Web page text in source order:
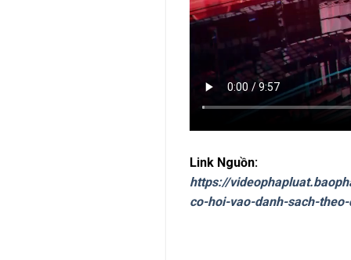
Link Nguồn:
https://
co-hoi-vao-danh-sach-